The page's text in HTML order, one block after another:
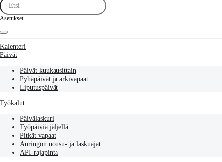
Asetukset
Kalenteri
Päivät
Päivät kuukausittain
Pyhäpäivät ja arkivapaat
Liputuspäivät
Työkalut
Päivälaskuri
Työpäiviä jäljellä
Pitkät vapaat
Auringon nousu- ja laskuajat
API-rajapinta